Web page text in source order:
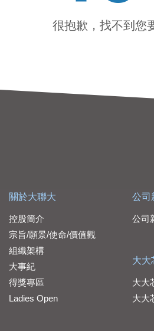
很抱歉，找不到您
關於大聯大
控股簡介
宗旨/願景/使命/價值觀
組織架構
大事紀
得獎專區
Ladies Open
公司
公司
大大
大大
大大